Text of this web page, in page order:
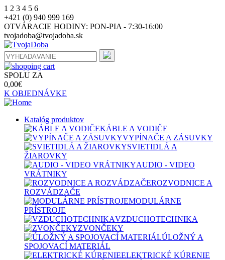
1 2 3 4 5 6
+421 (0) 940 999 169
OTVÁRACIE HODINY: PON-PIA - 7:30-16:00
tvojadoba@tvojadoba.sk
SPOLU ZA
0,00€
K OBJEDNÁVKE
Katalóg produktov
KÁBLE A VODIČE
VYPÍNAČE A ZÁSUVKY
SVIETIDLÁ A
ŽIAROVKY
AUDIO - VIDEO
VRÁTNIKY
ROZVODNICE A
ROZVÁDZAČE
MODULÁRNE
PRÍSTROJE
VZDUCHOTECHNIKA
ZVONČEKY
ÚLOŽNÝ A
SPOJOVACÍ MATERIÁL
ELEKTRICKÉ KÚRENIE